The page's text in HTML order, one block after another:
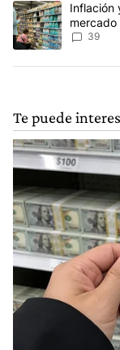
Un artículo deInflación
mercado
39